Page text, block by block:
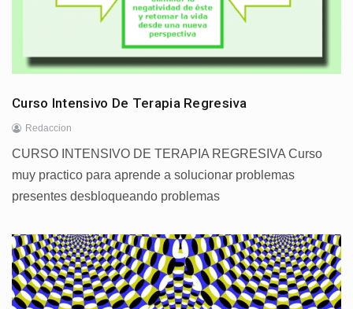
Curso Intensivo De Terapia Regresiva
Redaccion
CURSO INTENSIVO DE TERAPIA REGRESIVA Curso
muy practico para aprende a solucionar problemas
presentes desbloqueando problemas